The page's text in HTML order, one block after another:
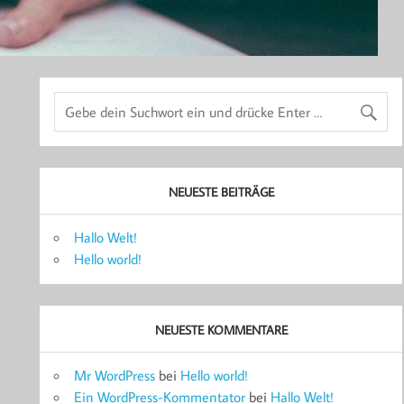
NEUESTE BEITRÄGE
Hallo Welt!
Hello world!
NEUESTE KOMMENTARE
Mr WordPress bei Hello world!
Ein WordPress-Kommentator bei Hallo Welt!